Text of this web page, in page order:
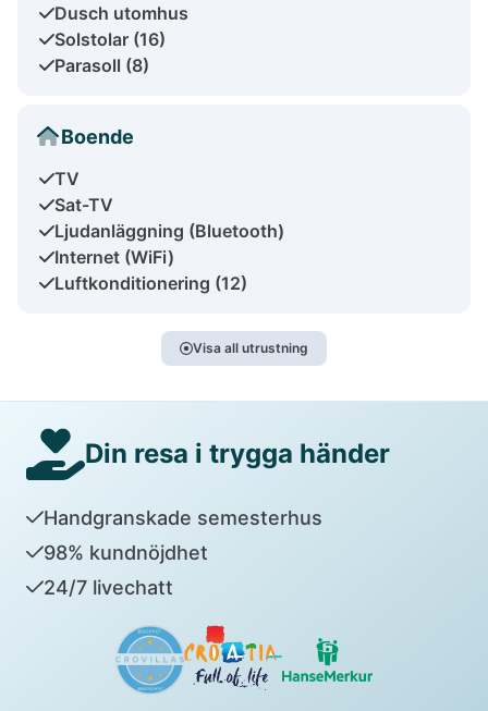
Dusch utomhus
Solstolar (16)
Parasoll (8)
Boende
TV
Sat-TV
Ljudanläggning (Bluetooth)
Internet (WiFi)
Luftkonditionering (12)
Visa all utrustning
Din resa i trygga händer
Handgranskade semesterhus
98% kundnöjdhet
24/7 livechatt